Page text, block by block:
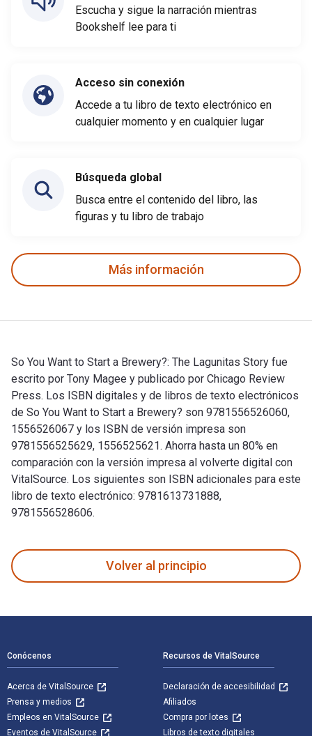
Escucha y sigue la narración mientras
Bookshelf lee para ti
Acceso sin conexión
Accede a tu libro de texto electrónico en
cualquier momento y en cualquier lugar
Búsqueda global
Busca entre el contenido del libro, las
figuras y tu libro de trabajo
Más información
So You Want to Start a Brewery?: The Lagunitas Story fue
escrito por Tony Magee y publicado por Chicago Review
Press. Los ISBN digitales y de libros de texto electrónicos
de So You Want to Start a Brewery? son 9781556526060,
1556526067 y los ISBN de versión impresa son
9781556525629, 1556525621. Ahorra hasta un 80% en
comparación con la versión impresa al volverte digital con
VitalSource. Los siguientes son ISBN adicionales para este
libro de texto electrónico: 9781613731888,
9781556528606.
Volver al principio
Conócenos
Acerca de VitalSource
Prensa y medios
Empleos en VitalSource
Eventos de VitalSource
Recursos de VitalSource
Declaración de accesibilidad
Afiliados
Compra por lotes
Libros de texto digitales